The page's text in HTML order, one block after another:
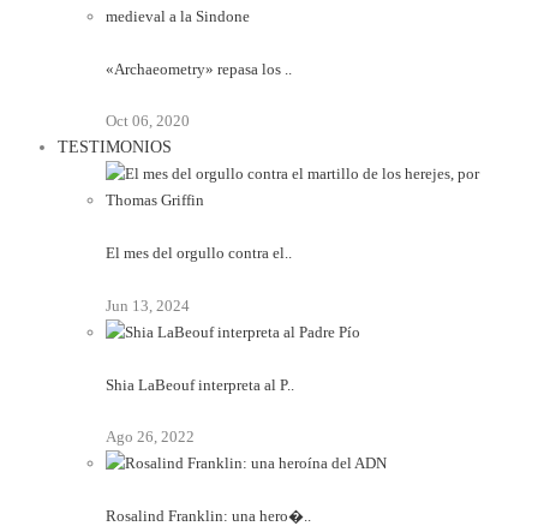
«Archaeometry» repasa los ..
Oct 06, 2020
TESTIMONIOS
El mes del orgullo contra el..
Jun 13, 2024
Shia LaBeouf interpreta al P..
Ago 26, 2022
Rosalind Franklin: una hero�..